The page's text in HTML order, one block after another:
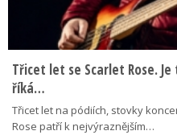
Třicet let se Scarlet Rose.
říká…
Třicet let na pódiích, stovky
Rose patří k nejvýraznějším…